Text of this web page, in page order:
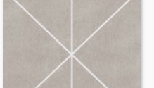
COLLAGE